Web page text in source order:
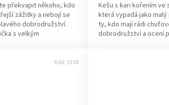
překvapit někoho, kdo
zážitky a nebojí se
dobrodružství.
s velkým
Kešu s kari kořením ve
která vypadá jako malý
ty, kdo mají rádi
dobrodružství a ocení
Kód: 5358